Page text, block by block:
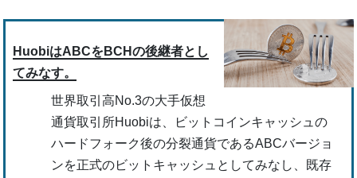
HuobiはABCをBCHの後継者とし
てみなす。
世界取引高No.3の大手仮想
通貨取引所Huobiは、ビットコインキャッシュの
ハードフォーク後の分裂通貨であるABCバージョ
ンを正式のビットキャッシュとしてみなし、既存